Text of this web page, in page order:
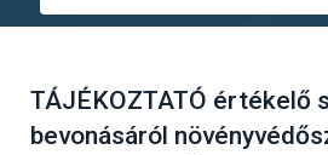
TÁJÉKOZTATÓ értékelő
bevonásáról